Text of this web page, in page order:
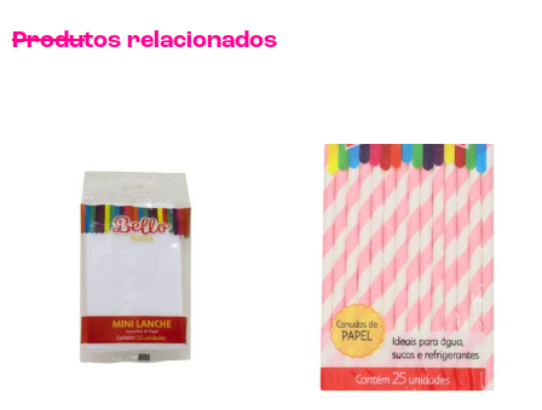
Produtos relacionados